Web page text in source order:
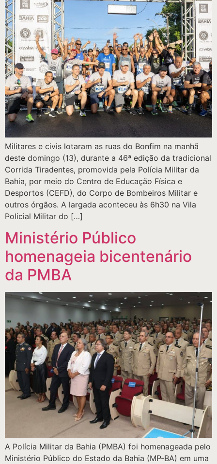
Militares e civis lotaram as ruas do Bonfim na manhã
deste domingo (13), durante a 46ª edição da tradicional
Corrida Tiradentes, promovida pela Polícia Militar da
Bahia, por meio do Centro de Educação Física e
Desportos (CEFD), do Corpo de Bombeiros Militar e
outros órgãos. A largada aconteceu às 6h30 na Vila
Policial Militar do […]
Ministério Público
homenageia bicentenário
da PMBA
A Polícia Militar da Bahia (PMBA) foi homenageada pelo
Ministério Público do Estado da Bahia (MP-BA) em uma